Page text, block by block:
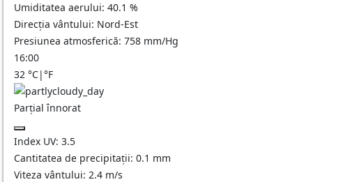
Umiditatea aerului: 40.1 %
Direcția vântului: Nord-Est
Presiunea atmosferică: 758 mm/Hg
16:00
32 °C|°F
Parțial înnorat
Index UV: 3.5
Cantitatea de precipitații: 0.1 mm
Viteza vântului: 2.4 m/s